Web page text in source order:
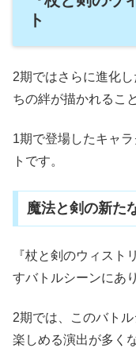
ト
2期ではさらに進化
ちの絆が描かれるこ
1期で登場したキャ
トです。
魔法と剣の新た
『杖と剣のウィスト
すバトルシーンにあ
2期では、このバト
楽しめる演出が多く